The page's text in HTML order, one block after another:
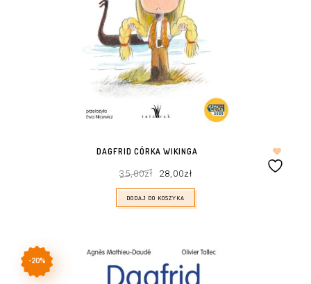
DAGFRID CÓRKA WIKINGA
35,00zł cena
wynosiła:
35,00zł.
28,00złcena
28,00zł.
DODAJ DO KOSZYKA
-20%